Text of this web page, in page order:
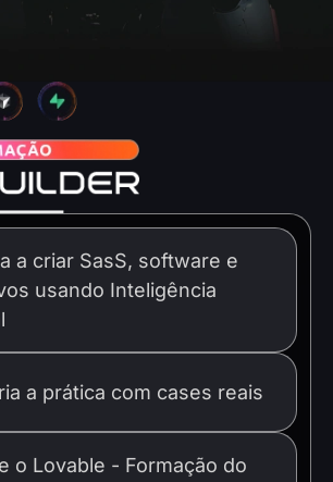
a criar SasS, software e
usando Inteligência
a prática com cases reais
o Lovable - Formação do